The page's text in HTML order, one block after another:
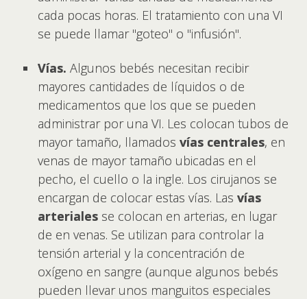
cada pocas horas. El tratamiento con una VI
se puede llamar "goteo" o "infusión".
Vías. Algunos bebés necesitan recibir
mayores cantidades de líquidos o de
medicamentos que los que se pueden
administrar por una VI. Les colocan tubos de
mayor tamaño, llamados vías centrales, en
venas de mayor tamaño ubicadas en el
pecho, el cuello o la ingle. Los cirujanos se
encargan de colocar estas vías. Las vías
arteriales se colocan en arterias, en lugar
de en venas. Se utilizan para controlar la
tensión arterial y la concentración de
oxígeno en sangre (aunque algunos bebés
pueden llevar unos manguitos especiales